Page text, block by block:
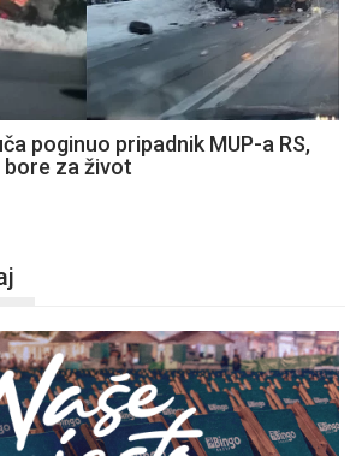
poginuo pripadnik MUP-a RS,
bore za život